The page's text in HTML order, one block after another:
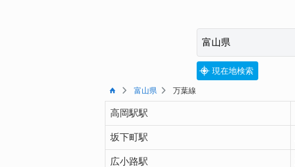
現在地検索
富山県 万葉線
高岡駅駅
坂下町駅
広小路駅